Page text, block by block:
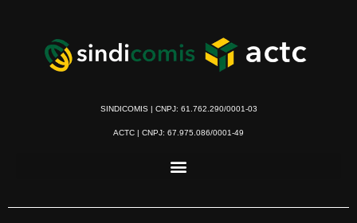
SINDICOMIS | CNPJ: 61.762.290/0001-03
ACTC | CNPJ: 67.975.086/0001-49